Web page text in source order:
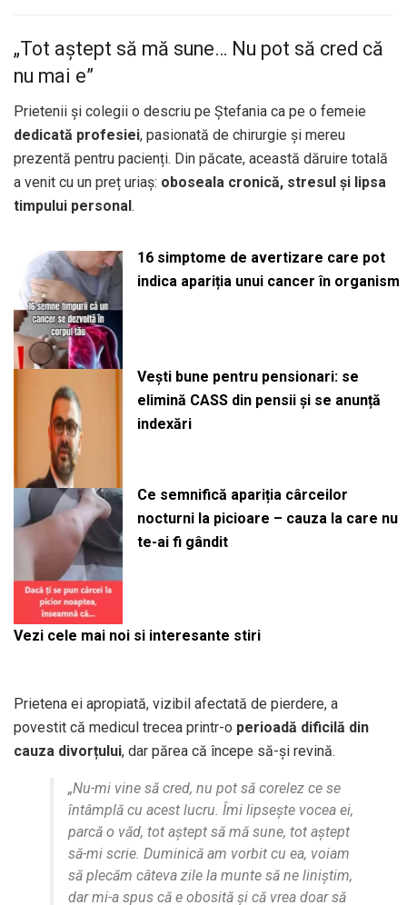
„Tot aștept să mă sune… Nu pot să cred că
nu mai e”
Prietenii și colegii o descriu pe Ștefania ca pe o femeie
dedicată profesiei, pasionată de chirurgie și mereu
prezentă pentru pacienți. Din păcate, această dăruire totală
a venit cu un preț uriaș: oboseala cronică, stresul și lipsa
timpului personal.
16 simptome de avertizare care pot
indica apariția unui cancer în organism
Vești bune pentru pensionari: se
elimină CASS din pensii și se anunță
indexări
Ce semnifică apariția cârceilor
nocturni la picioare – cauza la care nu
te-ai fi gândit
Vezi cele mai noi si interesante stiri
Prietena ei apropiată, vizibil afectată de pierdere, a
povestit că medicul trecea printr-o perioadă dificilă din
cauza divorțului, dar părea că începe să-și revină.
„Nu-mi vine să cred, nu pot să corelez ce se
întâmplă cu acest lucru. Îmi lipsește vocea ei,
parcă o văd, tot aștept să mă sune, tot aștept
să-mi scrie. Duminică am vorbit cu ea, voiam
să plecăm câteva zile la munte să ne liniștim,
dar mi-a spus că e obosită și că vrea doar să